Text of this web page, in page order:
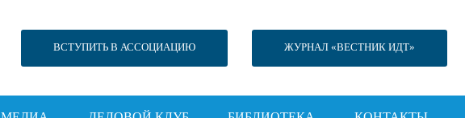
ВСТУПИТЬ В АССОЦИАЦИЮ ЖУРНАЛ «ВЕСТНИК ИДТ»